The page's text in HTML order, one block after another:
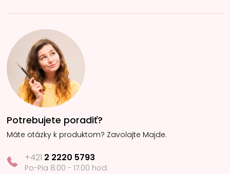
Potrebujete poradiť?
Máte otázky k produktom? Zavolajte Majde.
+421 2 2220 5793
Po-Pia 8:00 - 17:00 hod.